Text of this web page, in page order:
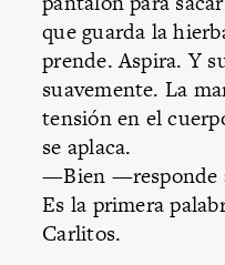
que guarda la
prende. Aspira. Y
suavemente. La
tensión en el
se aplaca.
—Bien —responde
Es la primera
Carlitos.